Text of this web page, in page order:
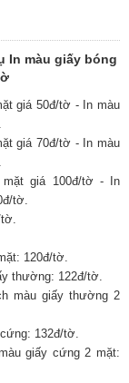
In màu giấy bóng
giá 50đ/tờ - In màu
giá 70đ/tờ - In màu
giá 100đ/tờ - In
tờ.
tờ.
120đ/tờ.
thường: 122đ/tờ.
màu giấy thường 2
132đ/tờ.
giấy cứng 2 mặt: